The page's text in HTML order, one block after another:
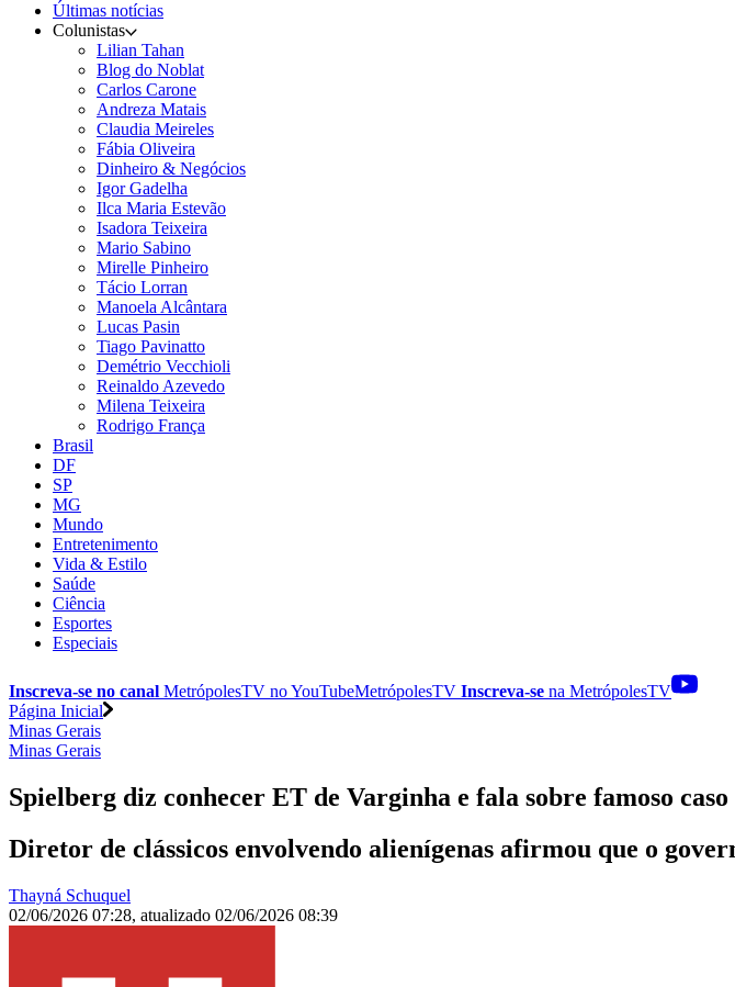
Últimas notícias
Colunistas
Lilian Tahan
Blog do Noblat
Carlos Carone
Andreza Matais
Claudia Meireles
Fábia Oliveira
Dinheiro & Negócios
Igor Gadelha
Ilca Maria Estevão
Isadora Teixeira
Mario Sabino
Mirelle Pinheiro
Tácio Lorran
Manoela Alcântara
Lucas Pasin
Tiago Pavinatto
Demétrio Vecchioli
Reinaldo Azevedo
Milena Teixeira
Rodrigo França
Brasil
DF
SP
MG
Mundo
Entretenimento
Vida & Estilo
Saúde
Ciência
Esportes
Especiais
Inscreva-se no canal MetrópolesTV noYouTubeMetrópolesTV Inscreva-se na MetrópolesTV
Página Inicial
Minas Gerais
Minas Gerais
Spielberg diz conhecer ET de Varginha e fala sobre famoso
Diretor de clássicos envolvendo alienígenas afirmou que o
Thayná Schuquel
02/06/2026 07:28, atualizado 02/06/2026 08:39